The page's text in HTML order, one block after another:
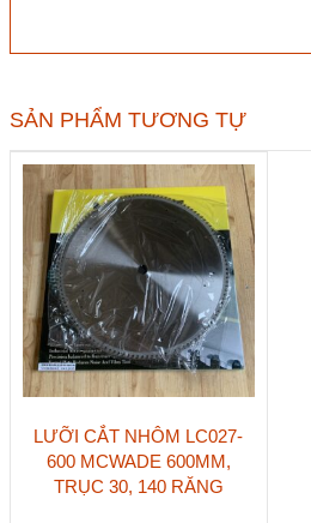
600mm,
trục
32,
60
răng
số
lượng
SẢN PHẨM TƯƠNG TỰ
LƯỠI CẮT NHÔM LC027-
600 MCWADE 600MM,
TRỤC 30, 140 RĂNG